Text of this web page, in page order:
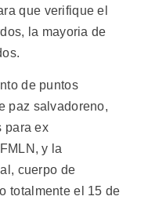
que verifique el
la mayoria de
de puntos
paz salvadoreno,
para ex
y la
cuerpo de
totalmente el 15 de